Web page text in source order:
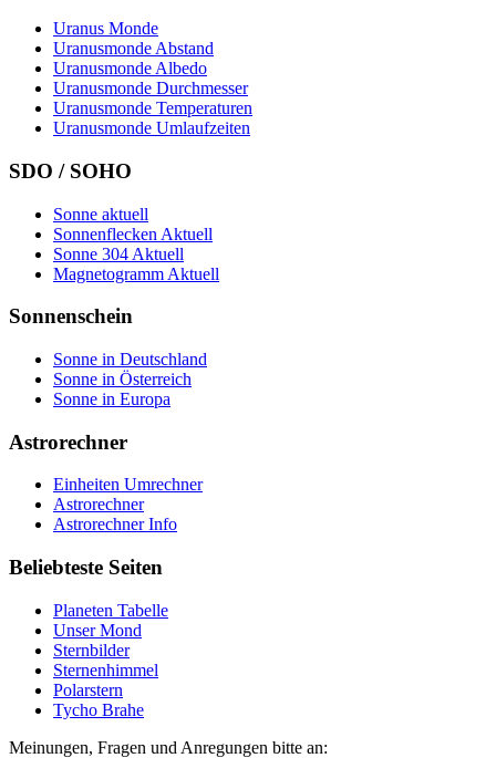
Uranus Monde
Uranusmonde Abstand
Uranusmonde Albedo
Uranusmonde Durchmesser
Uranusmonde Temperaturen
Uranusmonde Umlaufzeiten
SDO / SOHO
Sonne aktuell
Sonnenflecken Aktuell
Sonne 304 Aktuell
Magnetogramm Aktuell
Sonnenschein
Sonne in Deutschland
Sonne in Österreich
Sonne in Europa
Astrorechner
Einheiten Umrechner
Astrorechner
Astrorechner Info
Beliebteste Seiten
Planeten Tabelle
Unser Mond
Sternbilder
Sternenhimmel
Polarstern
Tycho Brahe
Meinungen, Fragen und Anregungen bitte an: